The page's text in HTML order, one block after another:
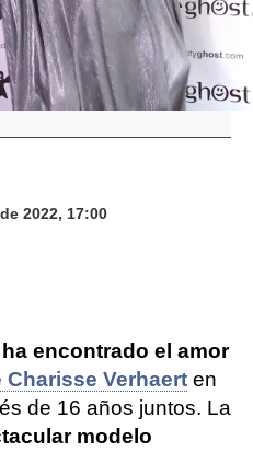
2022, 17:00
encontrado el amor
Verhaert en
de 16 años juntos. La
modelo